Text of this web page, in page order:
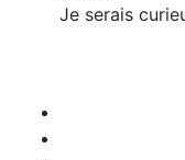
Je serais